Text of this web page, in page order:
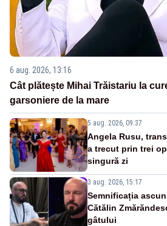
6 aug. 2026, 13:16
Cât plătește Mihai Trăistariu la
garsoniere de la mare
5 aug. 2026, 09:37
Angela Rusu,
a trecut prin trei
singură zi
3 aug. 2026, 15:17
Semnificația
Cătălin
gâtului